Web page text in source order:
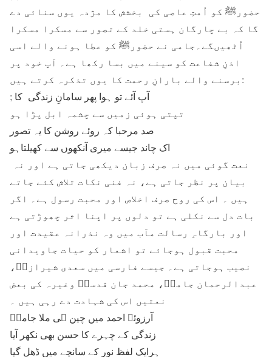
حضورﷺ کو اُمتِ عاصی کی بخشش کا مژدہ یوں سنائی دے
گا کہ بے چارگان ہستی خلد کے تصور سے مسکرا مسکرا
اُٹھیںگے۔جامی نے حضورﷺ کو عطا ہونے والے اسی
اذنِ شفاعت کو سینے میں بسا رکھا ہے۔ آپ خود پر
برسنے والے بارانِ رحمت کا یوں تذکرہ کرتے ہیں:
; آپ آئے تو ہوا پھر سامانِ زندگی کا
تپتی ہوئی زمیں سے چشمہ ابل پڑا ہو
صد مرحبا کہ روئے روشن کا یہ تصور
اک چاند جیسے میری آنکھوں سے کھیلتاہو
بیان پر نظر جاتی ہے، نہ فنی نکات تلاش کئے جاتے
ہیں ۔ اس کی روح صرف اخلاص اور محبت رسول ہے۔ اگر
بات دل سے نکلی ہے تو دلوں پر اپنا اثر چھوڑتی ہے
اور بارگاہِ رسالت مآب میں وہ نذرانہ عقیدت اور
محبت قبول ہوجائے تو اشعار کو حیات جاویدانی
نصیب ہوجاتی ہے۔ جیسے فارسی میں سعدی شیرازیؒ،
عبدالرحمان جامیؒ، محمد جان قدسیؒ وغیرہ کی بعض
نعتیں اس کی شہادت دے رہی ہیں ۔
آرزوئے احمد میں چین ہی ملا جامیؔ
زندگی کے چہرے کا حسن بھی نکھر آیا
ہرایک لفظ نور کے سانچے میں ڈھل گیا